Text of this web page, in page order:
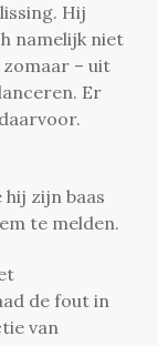
Hij
namelijk niet
– uit
Er
hij zijn baas
te melden.
de fout in
van